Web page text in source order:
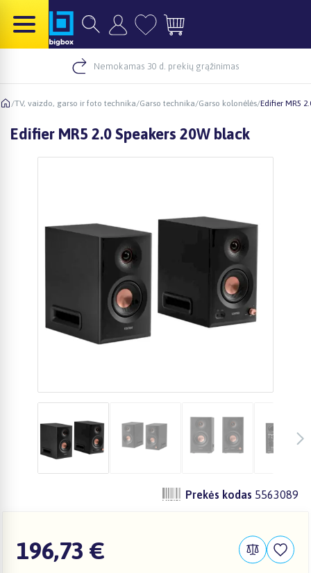
Nemokamas 30 d. prekių grąžinimas
/TV, vaizdo, garso ir foto technika/Garso technika/Garso kolonėlės/Edifier MR5
Edifier MR5 2.0 Speakers 20W black
Prekės kodas 5563089
196,73 €